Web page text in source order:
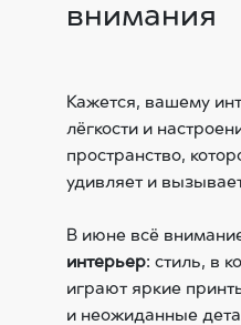
внимания
Кажется, вашему
лёгкости и
пространство,
удивляет и
В июне всё
интерьер: стиль, в
играют яркие
и неожиданные